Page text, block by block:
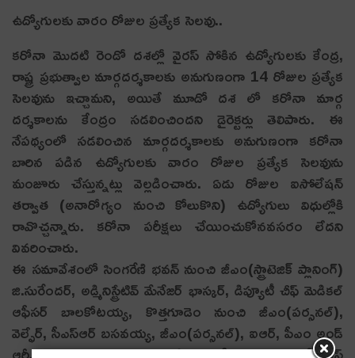
ఉద్యోగులకు వారం రోజుల ప్రత్యేక సెలవు..
కరోనా మొదటి రెండో దశల్లో వైరస్ సోకిన ఉద్యోగులకు కేంద్ర,
రాష్ట్ర ప్రభుత్వాల మార్గదర్శకాలకు అనుగుణంగా 14 రోజుల ప్రత్యేక
సెలవును ఇచ్చామని, అయితే మూడో దశ లో కరోనా మార్గ
దర్శకాలను కేంద్రం సడలించిందని డైరెక్టర్లు తెలిపారు. ఈ
నేపథ్యంలో సడలించిన మార్గదర్శకాలకు అనుగుణంగా కరోనా
బారిన పడిన ఉద్యోగులకు వారం రోజుల ప్రత్యేక సెలవును
మంజూరు చేస్తున్నట్లు వెల్లడించారు. ఏడు రోజుల ఐసోలేషన్
తర్వాత (అనారోగ్యం నుంచి కోలుకొని) ఉద్యోగులు విధుల్లోకి
రావొచ్చన్నారు. కరోనా పరీక్షలు చేయించుకోనవసరం లేదని
వివరించారు.
ఈ సమావేశంలో సింగరేణి భవన్ నుంచి జీఎం(స్ట్రాటెజిక్ ప్లానింగ్)
జి.సురేందర్, అడ్మినిస్ట్రేటివ్ మేనేజర్ భాస్కర్, డిప్యూటీ చీఫ్ మెడికల్
ఆఫీసర్ బాలకోటయ్య, కొత్తగూడెం నుంచి జీఎం(పర్సనల్),
వెల్ఫేర్, సీఎస్ఆర్ బసవయ్య, జీఎం(పర్సనల్), ఐఆర్, పీఎం అండ్